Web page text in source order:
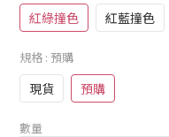
紅綠撞色 紅藍撞色
規格 : 預購
現貨 預購
數量